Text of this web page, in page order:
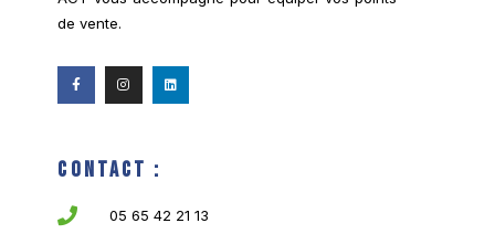
de vente.
Contact :
05 65 42 21 13